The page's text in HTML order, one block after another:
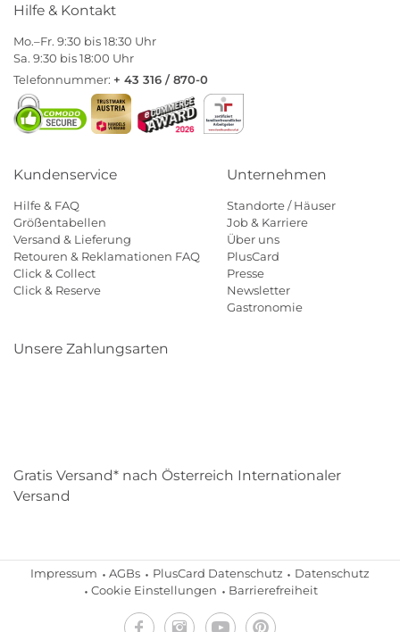
Hilfe & Kontakt
Mo.–Fr. 9:30 bis 18:30 Uhr
Sa. 9:30 bis 18:00 Uhr
Telefonnummer: + 43 316 / 870-0
Kundenservice
Hilfe & FAQ
Größentabellen
Versand & Lieferung
Retouren & Reklamationen FAQ
Click & Collect
Click & Reserve
Unternehmen
Standorte / Häuser
Job & Karriere
Über uns
PlusCard
Presse
Newsletter
Gastronomie
Unsere Zahlungsarten
Gratis Versand* nach Österreich Internationaler
Versand
Impressum AGBs PlusCard Datenschutz
Datenschutz
Cookie Einstellungen
Barrierefreiheit